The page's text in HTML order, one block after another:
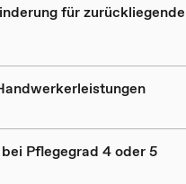
für zurückliegende
Pflegegrad 4 oder 5